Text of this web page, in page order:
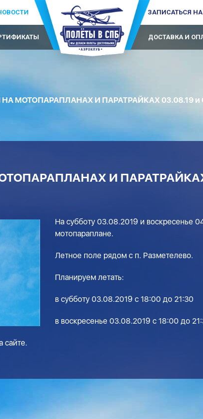
ЗАПИСАТЬСЯ
ДОСТАВКА И
МОТОПАРАПЛАНАХ И ПАРАТРАЙКАХ 03.08.19 и
И
На субботу 03.08.2019 и воскресенье
мотопараплане.
Летное поле рядом с п. Разметелево.
Планируем летать:
в субботу 03.08.2019 с 18:00 до 21:30
в воскресенье 03.08.2019 с 18:00 до
сайте.